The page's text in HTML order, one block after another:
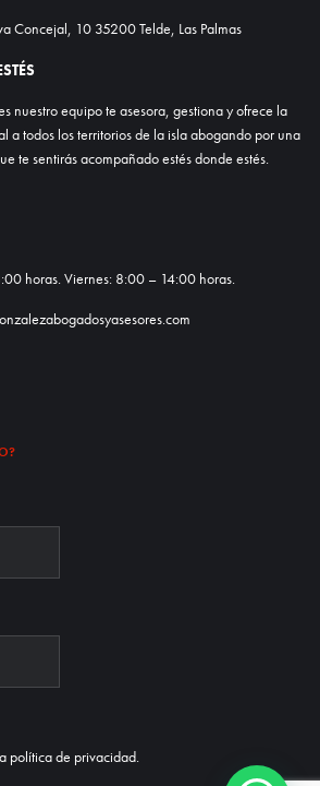
Concejal, 10 35200 Telde, Las Palmas
nuestro equipo te asesora, gestiona y ofrece la
a todos los territorios de la isla abogando por una
te sentirás acompañado estés donde estés.
horas. Viernes: 8:00 – 14:00 horas.
política de privacidad.